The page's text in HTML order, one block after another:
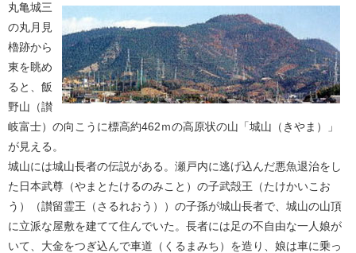
丸亀城三
の丸月見
櫓跡から
東を眺め
ると、飯
野山（讃
岐富士）の向こうに標高約462ｍの高原状の山「城山（きやま）」
が見える。
城山には城山長者の伝説がある。瀬戸内に逃げ込んだ悪魚退治をし
た日本武尊（やまとたけるのみこと）の子武殻王（たけかいこお
う）（讃留霊王（さるれおう））の子孫が城山長者で、城山の山頂
に立派な屋敷を建てて住んでいた。長者には足の不自由な一人娘が
いて、大金をつぎ込んで車道（くるまみち）を造り、娘は車に乗っ